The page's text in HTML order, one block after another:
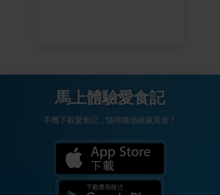
馬上體驗愛食記
手機下載愛食記，隨時隨地收藏美食！